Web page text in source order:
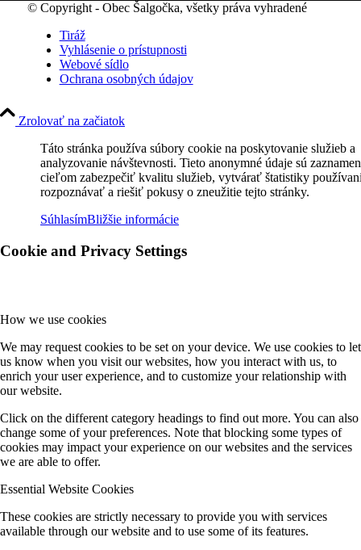
© Copyright - Obec Šalgočka, všetky práva vyhradené
Tiráž
Vyhlásenie o prístupnosti
Webové sídlo
Ochrana osobných údajov
Zrolovať na začiatok
Táto stránka používa súbory cookie na poskytovanie služieb a
analyzovanie návštevnosti. Tieto anonymné údaje sú
cieľom zabezpečiť kvalitu služieb, vytvárať štatistiky
rozpoznávať a riešiť pokusy o zneužitie tejto stránky.
SúhlasímBližšie informácie
Cookie and Privacy Settings
How we use cookies
We may request cookies to be set on your device. We use cookies to let
us know when you visit our websites, how you interact with us, to
enrich your user experience, and to customize your relationship with
our website.
Click on the different category headings to find out more. You can also
change some of your preferences. Note that blocking some types of
cookies may impact your experience on our websites and the services
we are able to offer.
Essential Website Cookies
These cookies are strictly necessary to provide you with services
available through our website and to use some of its features.